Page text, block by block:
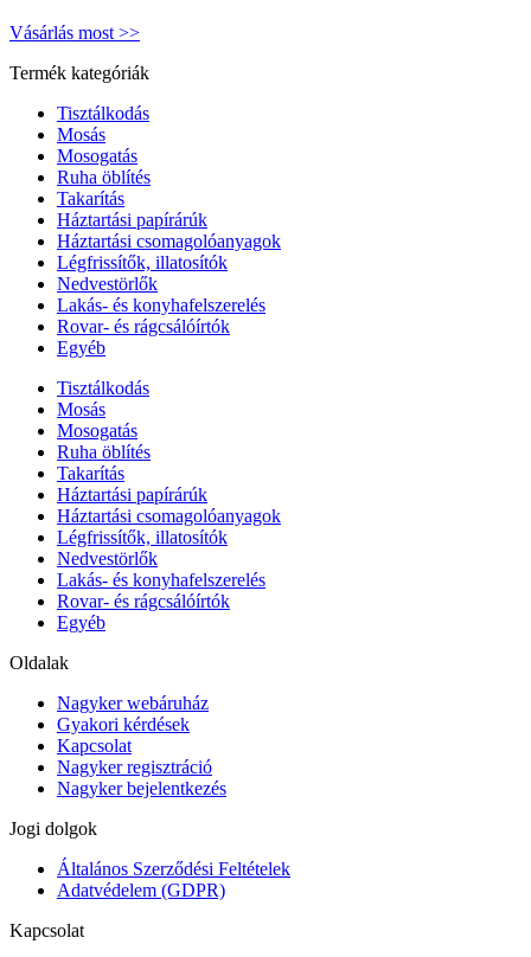
Vásárlás most >>
Termék kategóriák
Tisztálkodás
Mosás
Mosogatás
Ruha öblítés
Takarítás
Háztartási papírárúk
Háztartási csomagolóanyagok
Légfrissítők, illatosítók
Nedvestörlők
Lakás- és konyhafelszerelés
Rovar- és rágcsálóírtók
Egyéb
Tisztálkodás
Mosás
Mosogatás
Ruha öblítés
Takarítás
Háztartási papírárúk
Háztartási csomagolóanyagok
Légfrissítők, illatosítók
Nedvestörlők
Lakás- és konyhafelszerelés
Rovar- és rágcsálóírtók
Egyéb
Oldalak
Nagyker webáruház
Gyakori kérdések
Kapcsolat
Nagyker regisztráció
Nagyker bejelentkezés
Jogi dolgok
Általános Szerződési Feltételek
Adatvédelem (GDPR)
Kapcsolat